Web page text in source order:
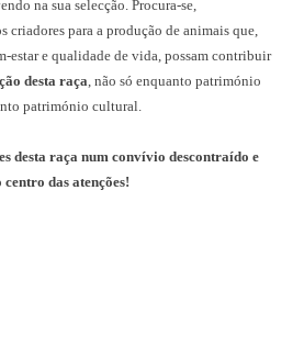
na sua selecção. Procura-se,
criadores para a produção de animais que,
estar e qualidade de vida, possam contribuir
desta raça, não só enquanto património
património cultural.
desta raça num convívio descontraído e
das atenções!